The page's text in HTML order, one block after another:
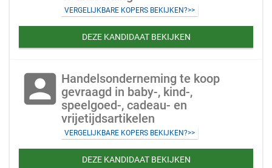
VERGELIJKBARE KOPERS BEKIJKEN?>>
DEZE KANDIDAAT BEKIJKEN
account_box Handelsonderneming te koop
gevraagd in baby-, kind-,
speelgoed-, cadeau- en
vrijetijdsartikelen
VERGELIJKBARE KOPERS BEKIJKEN?>>
DEZE KANDIDAAT BEKIJKEN